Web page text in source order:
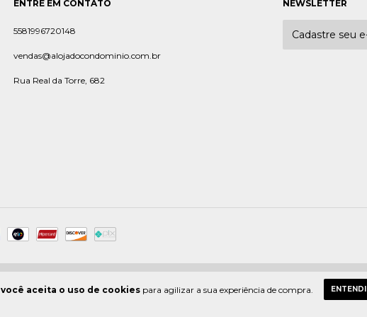
você aceita o uso de cookies para agilizar a sua experiência de compra. ENTENDI
ENTRE EM CONTATO
5581996720148
vendas@alojadocondominio.com.br
Rua Real da Torre, 682
NEWSLETTER